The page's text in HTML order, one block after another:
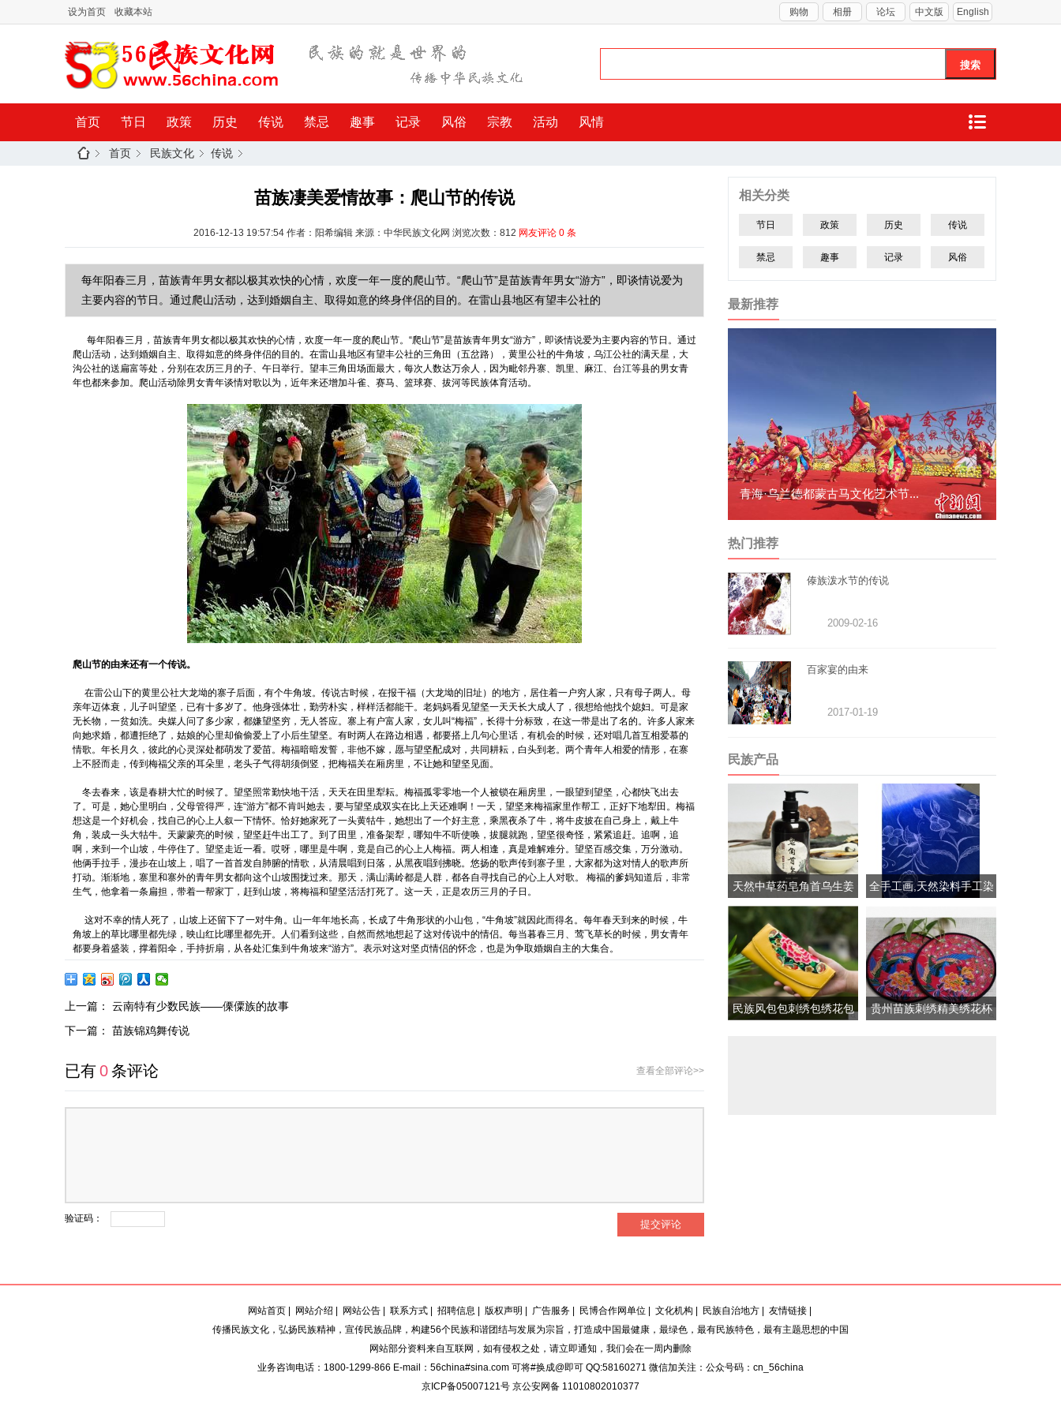
设为首页 收藏本站 购物 相册 论坛 中文版 English
首页 节日 政策 历史 传说 禁忌 趣事 记录 风俗 宗教 活动 风情
首页 民族文化 传说
苗族凄美爱情故事：爬山节的传说
2016-12-13 19:57:54作者：阳希编辑 来源：中华民族文化网 浏览次数： 812 网友评论 0条
每年阳春三月，苗族青年男女都以极其欢快的心情，欢度一年一度的爬山节。“爬山节”是苗族青年男女“游方”，即谈情说爱为
主要内容的节日。通过爬山活动，达到婚姻自主、取得如意的终身伴侣的目的。在雷山县地区有望丰公社的
每年阳春三月，苗族青年男女都以极其欢快的心情，欢度一年一度的爬山节。“爬山节”是苗族青年男女“游方”，即谈情说爱为主要内容的节日。通过
爬山活动，达到婚姻自主、取得如意的终身伴侣的目的。在雷山县地区有望丰公社的三角田（五岔路），黄里公社的牛角坡，乌江公社的满天星，大
沟公社的送扁富等处，分别在农历三月的子、午日举行。望丰三角田场面最大，每次人数达万余人，因为毗邻丹寨、凯里、麻江、台江等县的男女青
年也都来参加。爬山活动除男女青年谈情对歌以为，近年来还增加斗雀、赛马、篮球赛、拔河等民族体育活动。
爬山节的由来还有一个传说。
在雷公山下的黄里公社大龙坳的寨子后面，有个牛角坡。传说古时候，在报干福（大龙坳的旧址）的地方，居住着一户穷人家，只有母子两人。母
亲年迈体衰，儿子叫望坚，已有十多岁了。他身强体壮，勤劳朴实，样样活都能干。老妈妈看见望坚一天天长大成人了，很想给他找个媳妇。可是家
无长物，一贫如洗。央媒人问了多少家，都嫌望坚穷，无人答应。寨上有户富人家，女儿叫“梅福”，长得十分标致，在这一带是出了名的。许多人家来
向她求婚，都遭拒绝了，姑娘的心里却偷偷爱上了小后生望坚。有时两人在路边相遇，都要搭上几句心里话，有机会的时候，还对唱几首互相爱慕的
情歌。年长月久，彼此的心灵深处都萌发了爱苗。梅福暗暗发誓，非他不嫁，愿与望坚配成对，共同耕耘，白头到老。两个青年人相爱的情形，在寨
上不胫而走，传到梅福父亲的耳朵里，老头子气得胡须倒竖，把梅福关在厢房里，不让她和望坚见面。
冬去春来，该是春耕大忙的时候了。望坚照常勤快地干活，天天在田里犁耘。梅福孤零零地一个人被锁在厢房里，一眼望到望坚，心都快飞出去
了。可是，她心里明白，父母管得严，连“游方”都不肯叫她去，要与望坚成双实在比上天还难啊！一天，望坚来梅福家里作帮工，正好下地犁田。梅福
想这是一个好机会，找自己的心上人叙一下情怀。恰好她家死了一头黄牯牛，她想出了一个好主意，乘黑夜杀了牛，将牛皮披在自己身上，戴上牛
角，装成一头大牯牛。天蒙蒙亮的时候，望坚赶牛出工了。到了田里，准备架犁，哪知牛不听使唤，拔腿就跑，望坚很奇怪，紧紧追赶。追啊，追
啊，来到一个山坡，牛停住了。望坚走近一看。哎呀，哪里是牛啊，竟是自己的心上人梅福。两人相逢，真是难解难分。望坚百感交集，万分激动。
他俩手拉手，漫步在山坡上，唱了一首首发自肺腑的情歌，从清晨唱到日落，从黑夜唱到拂晓。悠扬的歌声传到寨子里，大家都为这对情人的歌声所
打动。渐渐地，寨里和寨外的青年男女都向这个山坡围拢过来。那天，满山满岭都是人群，都各自寻找自己的心上人对歌。 梅福的爹妈知道后，非常
生气，他拿着一条扁担，带着一帮家丁，赶到山坡，将梅福和望坚活活打死了。这一天，正是农历三月的子日。
这对不幸的情人死了，山坡上还留下了一对牛角。山一年年地长高，长成了牛角形状的小山包，“牛角坡”就因此而得名。每年春天到来的时候，牛
角坡上的草比哪里都先绿，映山红比哪里都先开。人们看到这些，自然而然地想起了这对传说中的情侣。每当暮春三月、莺飞草长的时候，男女青年
都要身着盛装，撑着阳伞，手持折扇，从各处汇集到牛角坡来“游方”。表示对这对坚贞情侣的怀念，也是为争取婚姻自主的大集合。
上一篇： 云南特有少数民族——傈僳族的故事
下一篇： 苗族锦鸡舞传说
已有0条评论 查看全部评论>>
验证码：
相关分类
节日 政策 历史 传说
禁忌 趣事 记录 风俗
最新推荐
西山第二届西团结乡民族文化节开... 青海·乌兰德都蒙古马文化艺术节... 通道举行“祭萨”活动 万名游客...
热门推荐
傣族泼水节的传说
2009-02-16
百家宴的由来
2017-01-19
民族产品
天然中草药皂角首乌生姜
洗...
全手工画,天然染料手工染
民族风包包刺绣包绣花包
贵州苗族刺绣精美绣花杯
网站首页 网站介绍 网站公告 联系方式 招聘信息 版权声明 广告服务 民博合作网单位 文化机构 民族自治地方 友情链接
传播民族文化，弘扬民族精神，宣传民族品牌，构建56个民族和谐团结与发展为宗旨，打造成中国最健康，最绿色，最有民族特色，最有主题思想的中国
网站部分资料来自互联网，如有侵权之处，请立即通知，我们会在一周内删除
业务咨询电话：1800-1299-866 E-mail：56china#sina.com 可将#换成@即可 QQ:58160271 微信加关注：公众号码：cn_56china
京ICP备05007121号 京公安网备 11010802010377